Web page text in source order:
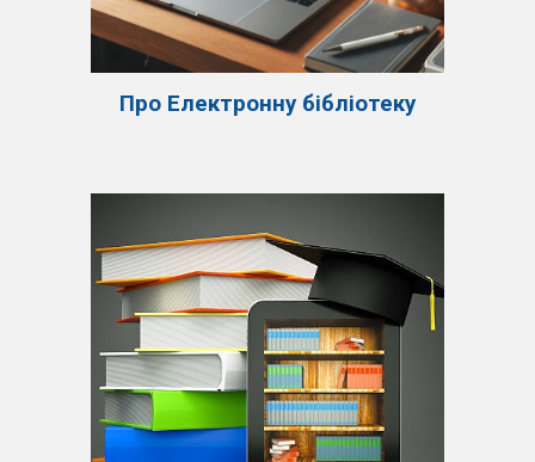
Про Електронну бібліотеку